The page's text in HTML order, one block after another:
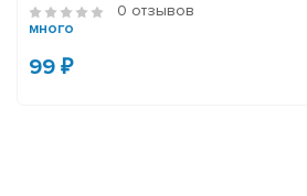
0 отзывов
много
99 ₽